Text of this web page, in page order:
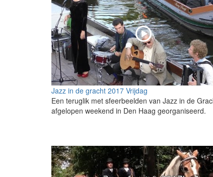
Jazz in de gracht 2017 Vrijdag
Een teruglik met sfeerbeelden van Jazz in de
afgelopen weekend in Den Haag georganiseerd.